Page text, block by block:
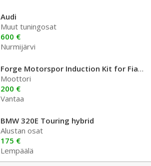
Audi
Muut tuningosat
600 €
Nurmijärvi
Forge Motorspor Induction Kit for Fiat 595
Moottori
200 €
Vantaa
BMW 320E Touring hybrid
Alustan osat
175 €
Lempäälä